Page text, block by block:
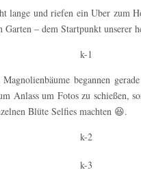
lange und riefen ein Uber zum
Garten – dem Startpunkt unserer
begannen
Anlass um Fotos zu schießen,
Blüte Selfies machten 😆.